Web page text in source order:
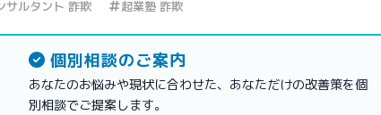
サルタント 詐欺 起業塾 詐欺
個別相談のご案内
あなたのお悩みや現状に合わせた、あなただけの改善策を個
別相談でご提案します。